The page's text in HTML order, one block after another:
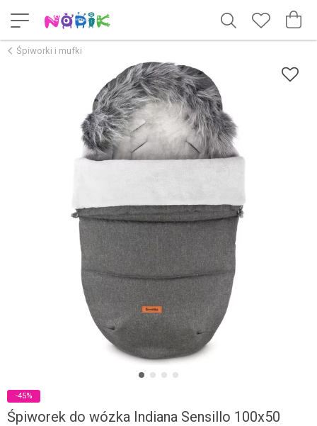
Śpiworki i mufki
Śpiworek do wózka Indiana Sensillo 100x50
-45%